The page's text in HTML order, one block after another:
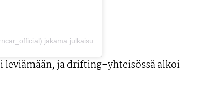
jakama julkaisu
leviämään, ja drifting-yhteisössä alkoi